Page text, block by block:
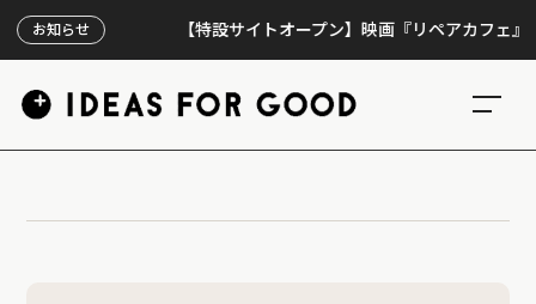
お知らせ 【特設サイトオープン】映画『リペアカフェ』、上